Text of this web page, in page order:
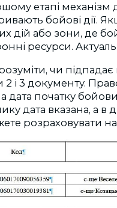
етапі механізм
бойові дії.
дій або зони, де
ресурси.
чи
2 і 3 документу.
дата початку
дата вказана, а в
розраховувати